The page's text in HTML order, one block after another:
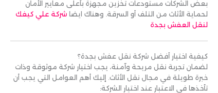
بعض الشركات مستودعات تخزين مجهزة بأعلى معايير الأمان
لحماية الأثاث من التلف أو السرقة. وهناك ايضاشركة علي كيفك
لنقل العفش بجدة
كيفية اختيار أفضل شركة نقل عفش بجدة؟
لضمان تجربة نقل مريحة وآمنة، يجب اختيار شركة موثوقة وذات
خبرة طويلة في مجال نقل الأثاث. إليك أهم العوامل التي يجب أن
تأخذها في الاعتبار عند اختيار الشركة: